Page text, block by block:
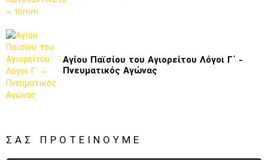
Αγίου Παϊσίου του Αγιορείτου Λόγοι Γ΄ -
Πνευματικός Αγώνας
ΣΑΣ ΠΡΟΤΕΊΝΟΥΜΕ